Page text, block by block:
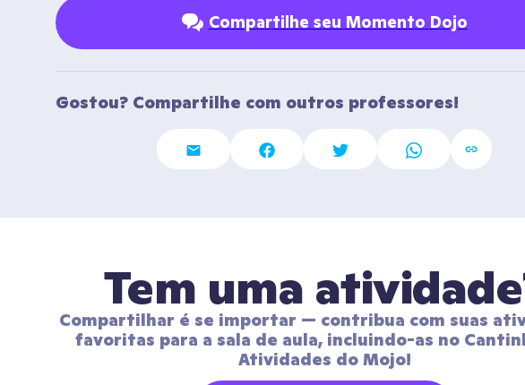
Compartilhe seu Momento Dojo
Gostou? Compartilhe com outros professores!
Tem uma
Compartilhar é se importar — contribua com suas
favoritas para a sala de aula, incluindo-as no
Atividades do Mojo!